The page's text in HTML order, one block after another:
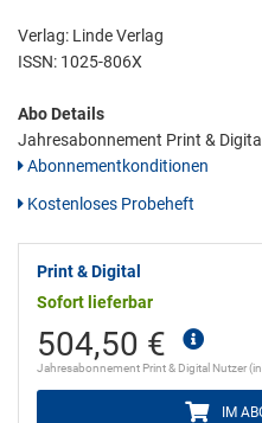
Verlag: Linde Verlag
ISSN: 1025-806X
Abo Details
Jahresabonnement Print &
Abonnementkonditionen
Kostenloses Probeheft
Print & Digital
Sofort lieferbar
504,50 €
Jahresabonnement Print & Digital Nutzer
IM